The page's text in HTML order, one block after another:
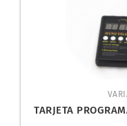
TARJETA